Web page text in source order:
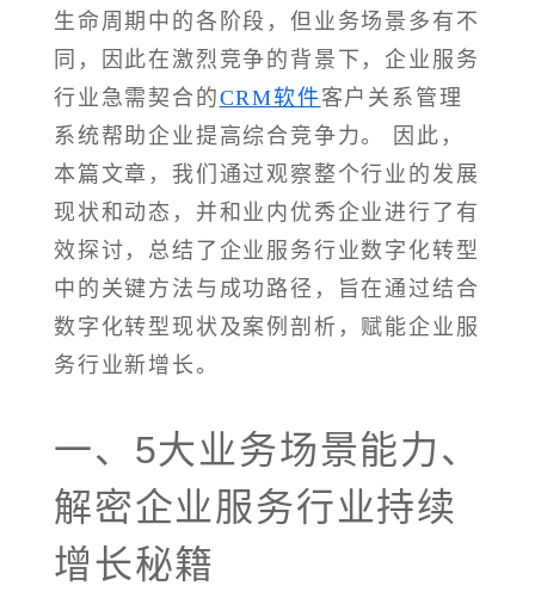
生命周期中的各阶段，但业务场景多有不
同，因此在激烈竞争的背景下，企业服务
行业急需契合的CRM软件客户关系管理
系统帮助企业提高综合竞争力。 因此，
本篇文章，我们通过观察整个行业的发展
现状和动态，并和业内优秀企业进行了有
效探讨，总结了企业服务行业数字化转型
中的关键方法与成功路径，旨在通过结合
数字化转型现状及案例剖析，赋能企业服
务行业新增长。
一、5大业务场景能力、
解密企业服务行业持续
增长秘籍